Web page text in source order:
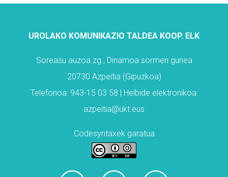
UROLAKO KOMUNIKAZIO TALDEA KOOP. ELK
Soreasu auzoa zg., Dinamoa sormen gunea
20730 Azpeitia (Gipuzkoa)
Telefonoa: 943-15 03 58 | Helbide elektronikoa:
azpeitia@ukt.eus
Codesyntaxek garatua